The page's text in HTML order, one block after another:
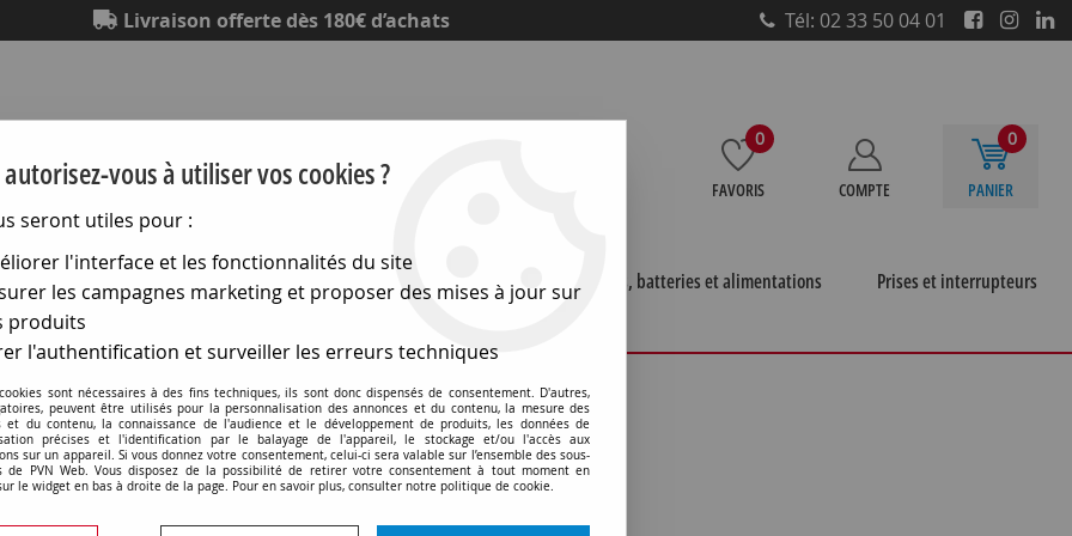
Livraison offerte dès 180€ d’achats Tél: 02 33 50 04 01
0
FAVORIS COMPTE
0
PANIER
Eclairage Matériel électrique Outillage Piles, batteries et alimentations
Prises et interrupteurs
distribution terminale
Panneau plein
vous à utiliser vos cookies ?
seront utiles pour :
l'interface et les fonctionnalités du site
les campagnes marketing et proposer des mises à jour sur
produits
l'authentification et surveiller les erreurs techniques
sont nécessaires à des fins techniques, ils sont donc dispensés de consentement. D'autres,
peuvent être utilisés pour la personnalisation des annonces et du contenu, la mesure des
et du contenu, la connaissance de l'audience et le développement de produits, les données de
précises et l'identification par le balayage de l'appareil, le stockage et/ou l'accès aux
sur un appareil. Si vous donnez votre consentement, celui-ci sera valable sur l’ensemble des sous-
de PVN Web. Vous disposez de la possibilité de retirer votre consentement à tout moment en
le widget en bas à droite de la page. Pour en savoir plus, consulter notre politique de cookie.